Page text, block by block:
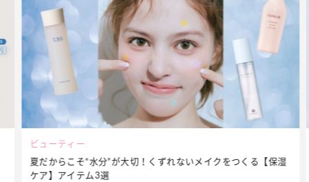
ビューティー
夏だからこそ“水分”が大切！くずれないメイクをつくる【保湿
ケア】アイテム3選